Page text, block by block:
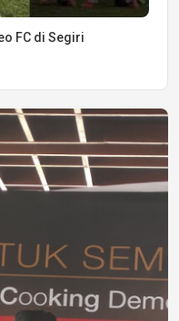
FC di Segiri